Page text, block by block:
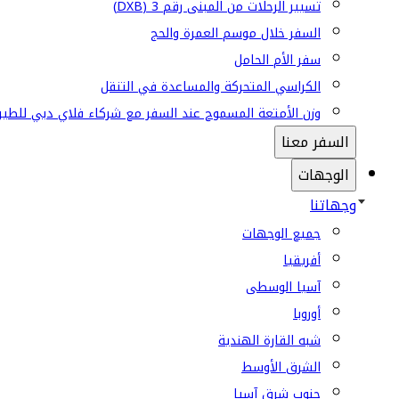
تسيير الرحلات من المبنى رقم 3 (DXB)
السفر خلال موسم العمرة والحج
سفر الأم الحامل
الكراسي المتحركة والمساعدة في التنقل
وزن الأمتعة المسموح عند السفر مع شركاء فلاي دبي
السفر معنا
الوجهات
وجهاتنا
جميع الوجهات
أفريقيا
آسيا الوسطى
أوروبا
شبه القارة الهندية
الشرق الأوسط
جنوب شرق آسيا